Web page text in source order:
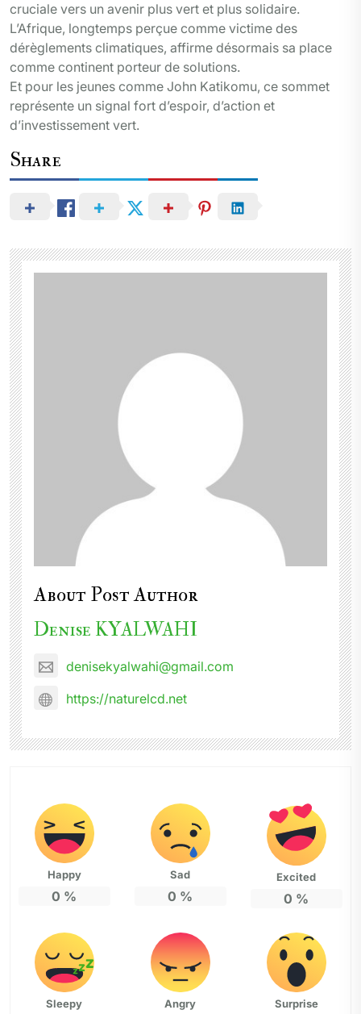
cruciale vers un avenir plus vert et plus solidaire.
L’Afrique, longtemps perçue comme victime des
dérèglements climatiques, affirme désormais sa place
comme continent porteur de solutions.
Et pour les jeunes comme John Katikomu, ce sommet
représente un signal fort d’espoir, d’action et
d’investissement vert.
Share
About Post Author
Denise KYALWAHI
denisekyalwahi@gmail.com
https://naturelcd.net
Happy
0 %
Sad
0 %
Excited
0 %
Sleepy Angry Surprise